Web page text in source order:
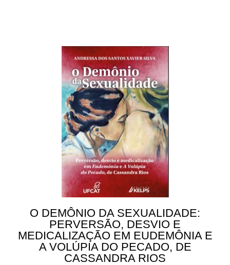
O DEMÔNIO DA SEXUALIDADE:
PERVERSÃO, DESVIO E
MEDICALIZAÇÃO EM EUDEMÔNIA E
A VOLÚPIA DO PECADO, DE
CASSANDRA RIOS